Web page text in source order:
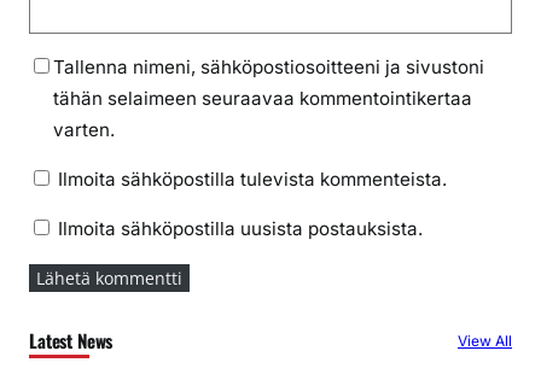
Tallenna nimeni, sähköpostiosoitteeni ja sivustoni
tähän selaimeen seuraavaa kommentointikertaa
varten.
Ilmoita sähköpostilla tulevista kommenteista.
Ilmoita sähköpostilla uusista postauksista.
Latest News View All